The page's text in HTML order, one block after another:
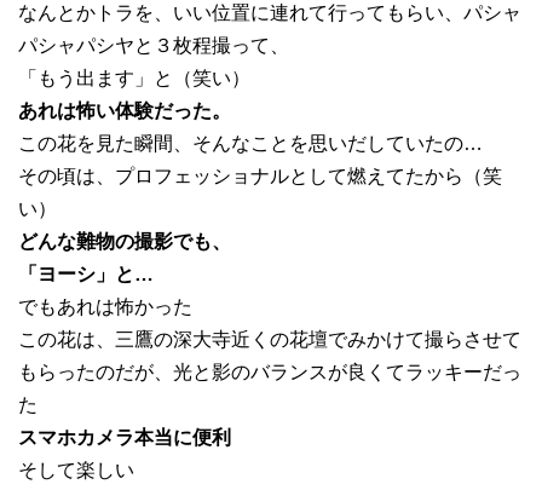
なんとかトラを、いい位置に連れて行ってもらい、パシャ
パシャパシヤと３枚程撮って、
「もう出ます」と（笑い）
あれは怖い体験だった。
この花を見た瞬間、そんなことを思いだしていたの…
その頃は、プロフェッショナルとして燃えてたから（笑
い）
どんな難物の撮影でも、
「ヨーシ」と…
でもあれは怖かった
この花は、三鷹の深大寺近くの花壇でみかけて撮らさせて
もらったのだが、光と影のバランスが良くてラッキーだっ
た
スマホカメラ本当に便利
そして楽しい